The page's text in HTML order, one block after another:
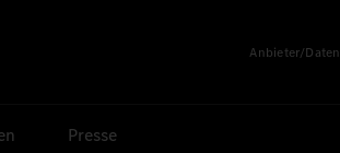
Anbieter/
Presse